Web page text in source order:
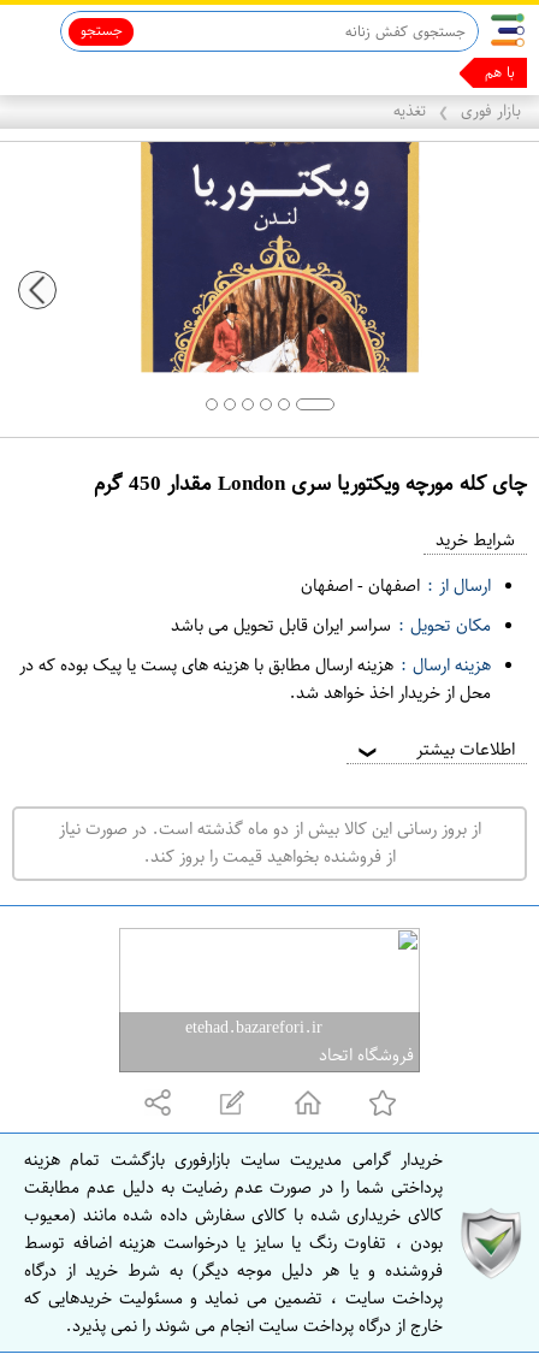
جستجو
با همین گوش
بازار فوری ❯ تغذیه
چای کله مورچه ویکتوریا سری London مقدار 450 گرم
ر
ت
ه
ر
ا
ن
ص
ف
ه
ا
ن
شرایط خرید
ارسال از : اصفهان-اصفهان
مکان تحویل : سراسر ایران قابل تحویل می باشد
هزینه ارسال : هزینه ارسال مطابق با هزینه های پست یا پیک بوده که در
محل از خریدار اخذ خواهد شد.
اطلاعات بیشتر ❯
از بروز رسانی این کالا بیش از دو ماه گذشته است. در صورت نیاز
از فروشنده بخواهید قیمت را بروز کند.
etehad.bazarefori.ir
فروشگاه اتحاد
خریدار گرامی مدیریت سایت بازارفوری بازگشت تمام هزینه
پرداختی شما را در صورت عدم رضایت به دلیل عدم مطابقت
کالای خریداری شده با کالای سفارش داده شده مانند (معیوب
بودن ، تفاوت رنگ یا سایز یا درخواست هزینه اضافه توسط
فروشنده و یا هر دلیل موجه دیگر) به شرط خرید از درگاه
پرداخت سایت ، تضمین می نماید و مسئولیت خریدهایی که
خارج از درگاه پرداخت سایت انجام می شوند را نمی پذیرد.